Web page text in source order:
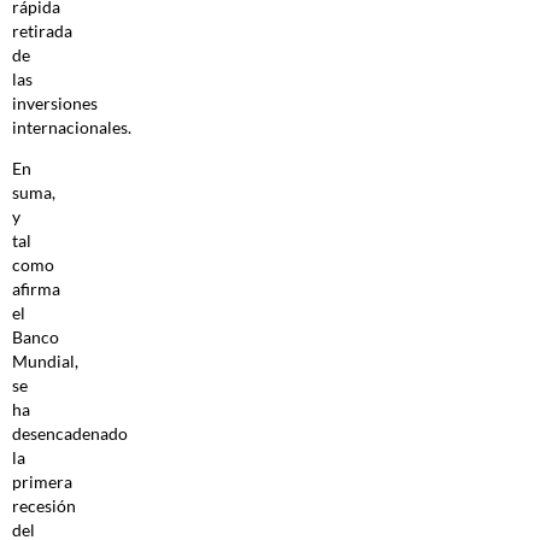
rápida
retirada
de
las
inversiones
internacionales.
En
suma,
y
tal
como
afirma
el
Banco
Mundial,
se
ha
desencadenado
la
primera
recesión
del